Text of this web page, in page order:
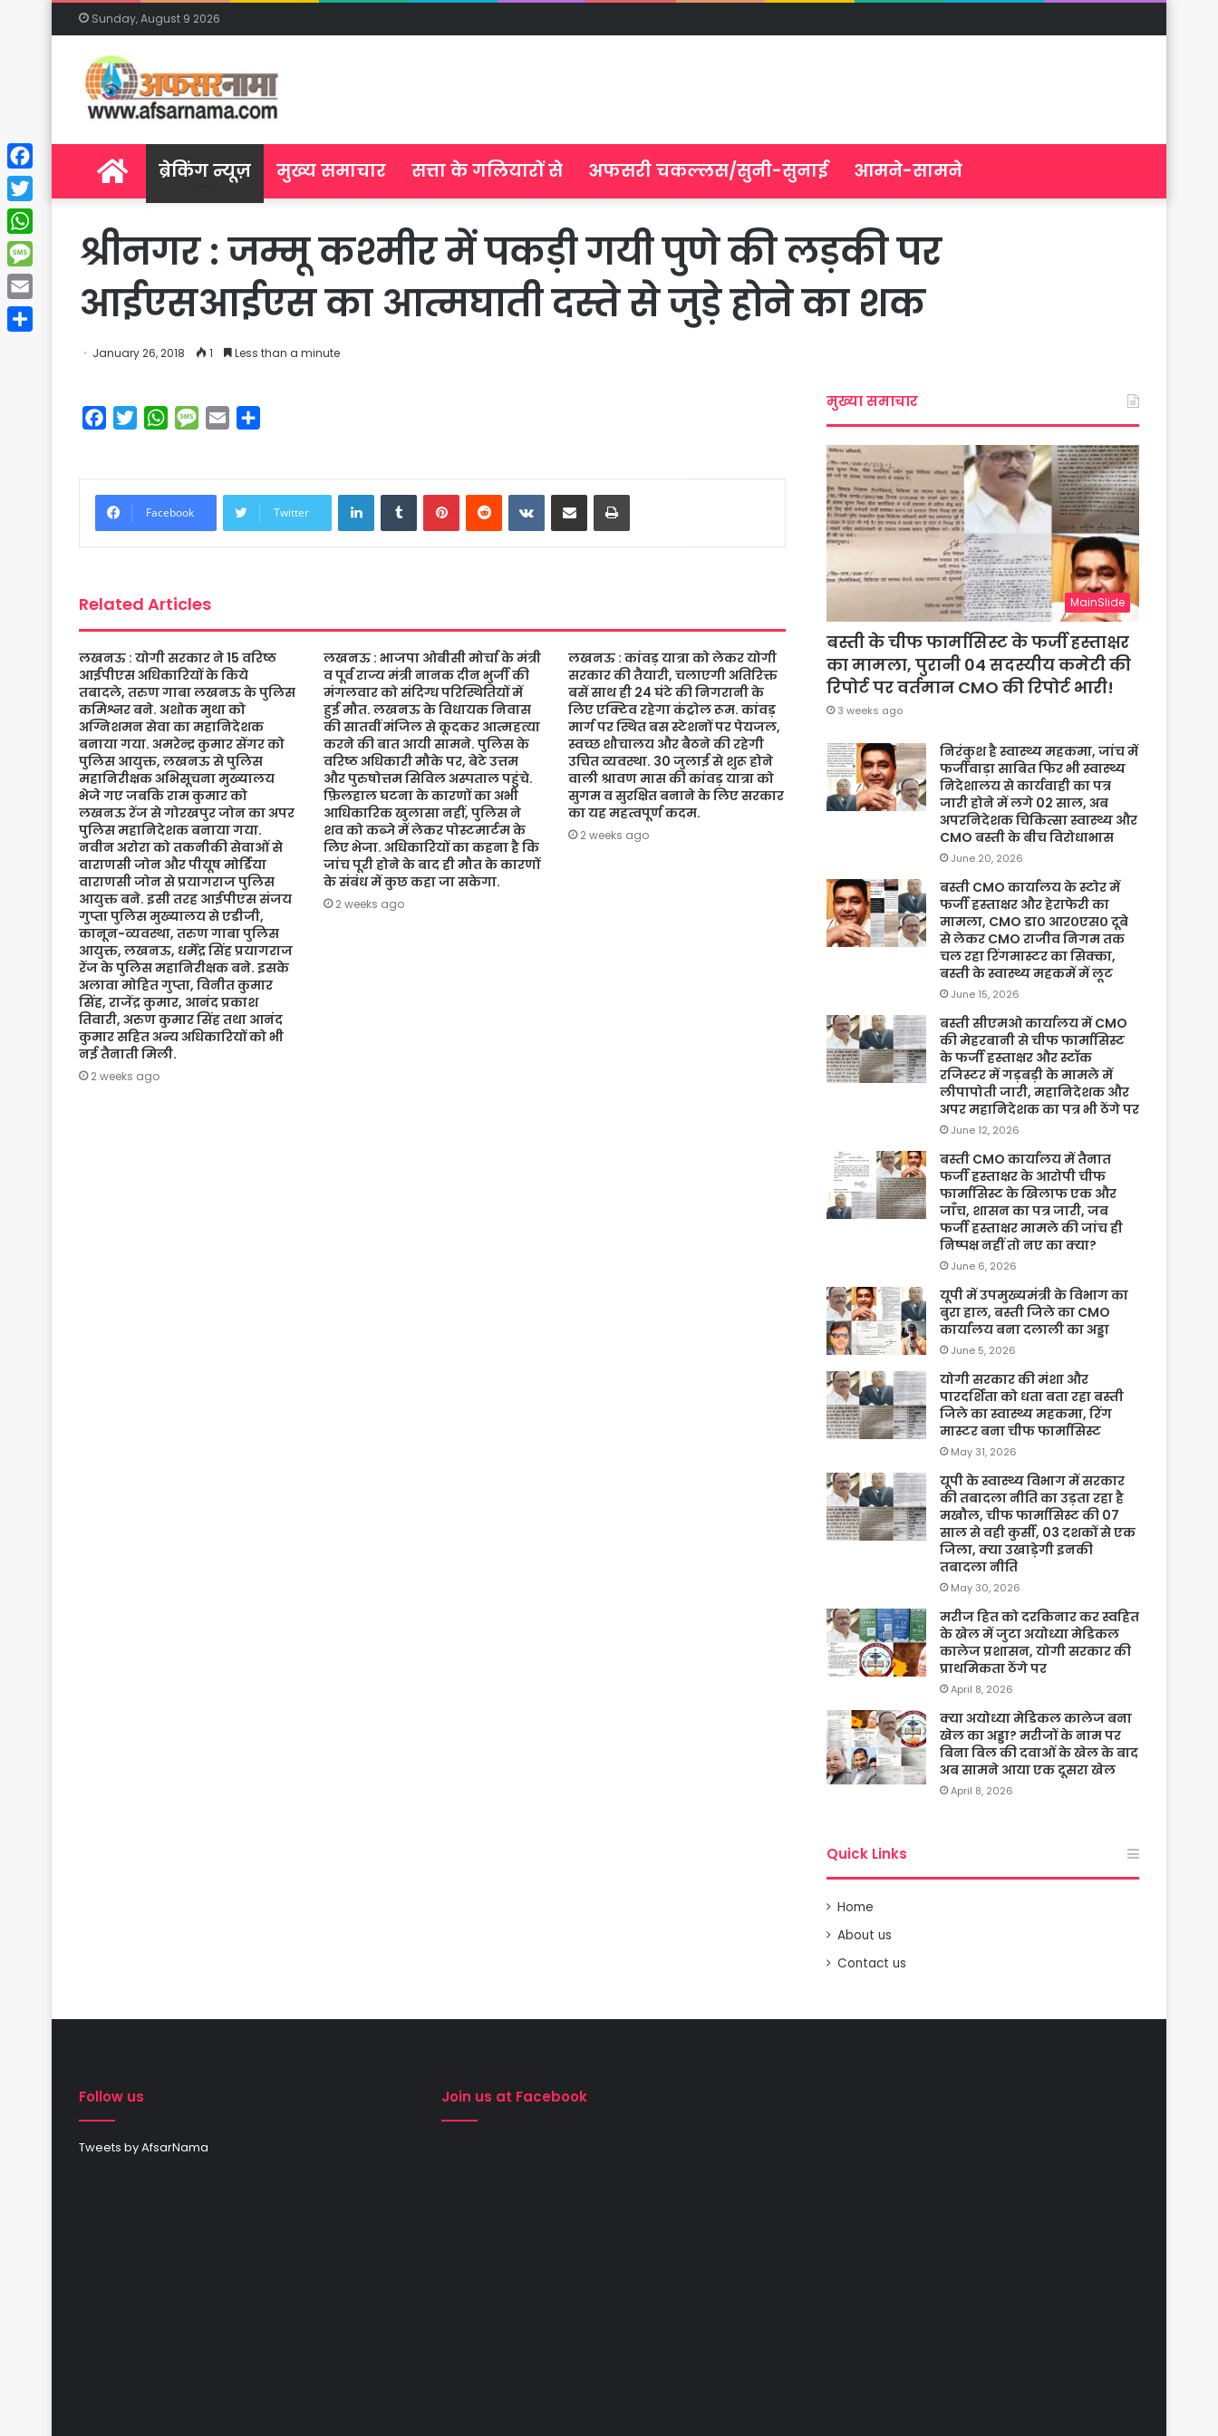
Sunday, August 9 2026
Homeब्रेकिंग न्यूज़ मुख्य समाचार सत्ता के गलियारों से अफसरी चकल्लस/सुनी-सुनाई आमने-सामने
श्रीनगर : जम्मू कश्मीर में पकड़ी गयी पुणे की लड़की पर
आईएसआईएस का आत्मघाती दस्ते से जुड़े होने का शक
January 26, 2018 1 Less than a minute
b
o
e
W
s
A
M
g
Facebook Twitter
LinkedInTumblrPinterestReddit VKontakte
Share via Email Print
Related Articles
लखनऊ : योगी सरकार ने 15 वरिष्ठ
आईपीएस अधिकारियों के किये
तबादले, तरुण गाबा लखनऊ के पुलिस
कमिश्नर बने. अशोक मुथा को
अग्निशमन सेवा का महानिदेशक
बनाया गया. अमरेन्द्र कुमार सेंगर को
पुलिस आयुक्त, लखनऊ से पुलिस
महानिरीक्षक अभिसूचना मुख्यालय
भेजे गए जबकि राम कुमार को
लखनऊ रेंज से गोरखपुर जोन का अपर
पुलिस महानिदेशक बनाया गया.
नवीन अरोरा को तकनीकी सेवाओं से
वाराणसी जोन और पीयूष मोर्डिया
वाराणसी जोन से प्रयागराज पुलिस
आयुक्त बने. इसी तरह आईपीएस संजय
गुप्ता पुलिस मुख्यालय से एडीजी,
कानून-व्यवस्था, तरुण गाबा पुलिस
आयुक्त, लखनऊ, धर्मेंद्र सिंह प्रयागराज
रेंज के पुलिस महानिरीक्षक बने. इसके
अलावा मोहित गुप्ता, विनीत कुमार
सिंह, राजेंद्र कुमार, आनंद प्रकाश
तिवारी, अरुण कुमार सिंह तथा आनंद
कुमार सहित अन्य अधिकारियों को भी
नई तैनाती मिली.
2 weeks ago
लखनऊ : भाजपा ओबीसी मोर्चा के मंत्री
व पूर्व राज्य मंत्री नानक दीन भुर्जी की
मंगलवार को संदिग्ध परिस्थितियों में
हुई मौत. लखनऊ के विधायक निवास
की सातवीं मंजिल से कूदकर आत्महत्या
करने की बात आयी सामने. पुलिस के
वरिष्ठ अधिकारी मौके पर, बेटे उत्तम
और पुरुषोत्तम सिविल अस्पताल पहुंचे.
फ़िलहाल घटना के कारणों का अभी
आधिकारिक खुलासा नहीं, पुलिस ने
शव को कब्जे में लेकर पोस्टमार्टम के
लिए भेजा. अधिकारियों का कहना है कि
जांच पूरी होने के बाद ही मौत के कारणों
के संबंध में कुछ कहा जा सकेगा.
2 weeks ago
लखनऊ : कांवड़ यात्रा को लेकर योगी
सरकार की तैयारी, चलाएगी अतिरिक्त
बसें साथ ही 24 घंटे की निगरानी के
लिए एक्टिव रहेगा कंट्रोल रूम. कांवड़
मार्ग पर स्थित बस स्टेशनों पर पेयजल,
स्वच्छ शौचालय और बैठने की रहेगी
उचित व्यवस्था. 30 जुलाई से शुरू होने
वाली श्रावण मास की कांवड़ यात्रा को
सुगम व सुरक्षित बनाने के लिए सरकार
का यह महत्वपूर्ण कदम.
2 weeks ago
मुख्या समाचार
MainSlide
बस्ती के चीफ फार्मासिस्ट के फर्जी हस्ताक्षर
का मामला, पुरानी 04 सदस्यीय कमेटी की
रिपोर्ट पर वर्तमान CMO की रिपोर्ट भारी!
3 weeks ago
निरंकुश है स्वास्थ्य महकमा, जांच में
फर्जीवाड़ा साबित फिर भी स्वास्थ्य
निदेशालय से कार्यवाही का पत्र
जारी होने में लगे 02 साल, अब
अपरनिदेशक चिकित्सा स्वास्थ्य और
CMO बस्ती के बीच विरोधाभास
June 20, 2026
बस्ती CMO कार्यालय के स्टोर में
फर्जी हस्ताक्षर और हेराफेरी का
मामला, CMO डा० आर०एस० दूबे
से लेकर CMO राजीव निगम तक
चल रहा रिंगमास्टर का सिक्का,
बस्ती के स्वास्थ्य महकमें में लूट
June 15, 2026
बस्ती सीएमओ कार्यालय में CMO
की मेहरबानी से चीफ फार्मासिस्ट
के फर्जी हस्ताक्षर और स्टॉक
रजिस्टर में गड़बड़ी के मामले में
लीपापोती जारी, महानिदेशक और
अपर महानिदेशक का पत्र भी ठेंगे पर
June 12, 2026
बस्ती CMO कार्यालय में तैनात
फर्जी हस्ताक्षर के आरोपी चीफ
फार्मासिस्ट के खिलाफ एक और
जाँच, शासन का पत्र जारी, जब
फर्जी हस्ताक्षर मामले की जांच ही
निष्पक्ष नहीं तो नए का क्या?
June 6, 2026
यूपी में उपमुख्यमंत्री के विभाग का
बुरा हाल, बस्ती जिले का CMO
कार्यालय बना दलाली का अड्डा
June 5, 2026
योगी सरकार की मंशा और
पारदर्शिता को धता बता रहा बस्ती
जिले का स्वास्थ्य महकमा, रिंग
मास्टर बना चीफ फार्मासिस्ट
May 31, 2026
यूपी के स्वास्थ्य विभाग में सरकार
की तबादला नीति का उड़ता रहा है
मखौल, चीफ फार्मासिस्ट की 07
साल से वही कुर्सी, 03 दशकों से एक
जिला, क्या उखाड़ेगी इनकी
तबादला नीति
May 30, 2026
मरीज हित को दरकिनार कर स्वहित
के खेल में जुटा अयोध्या मेडिकल
कालेज प्रशासन, योगी सरकार की
प्राथमिकता ठेंगे पर
April 8, 2026
क्या अयोध्या मेडिकल कालेज बना
खेल का अड्डा? मरीजों के नाम पर
बिना बिल की दवाओं के खेल के बाद
अब सामने आया एक दूसरा खेल
April 8, 2026
Quick Links
Home
About us
Contact us
Follow us
Tweets by AfsarNama
Join us at Facebook
Facebook
Twitter
WhatsApp
Message
Email